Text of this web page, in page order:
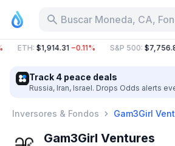
Buscar Moneda, CA,
ETH:$1,914.31 −0.11% S&P 500:
Track 4 peace deals
Russia, Iran, Israel. Drops Odds alerts
Inversores & Fondos Gam3Girl
Gam3Girl Ventures